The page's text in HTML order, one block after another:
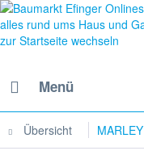
Menü
Übersicht MARLEY